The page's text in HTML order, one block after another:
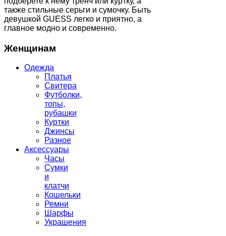
также стильные серьги и сумочку. Быть
девушкой GUESS легко и приятно, а
главное модно и современно.
Женщинам
Одежда
Платья
Свитера
Футболки,
топы,
рубашки
Куртки
Джинсы
Разное
Аксессуары
Часы
Сумки
и
клатчи
Кошельки
Ремни
Шарфы
Украшения